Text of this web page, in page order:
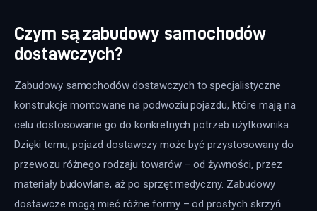
Czym są zabudowy samochodów
dostawczych?
Zabudowy samochodów dostawczych to specjalistyczne
konstrukcje montowane na podwoziu pojazdu, które mają na
celu dostosowanie go do konkretnych potrzeb użytkownika.
Dzięki temu, pojazd dostawczy może być przystosowany do
przewozu różnego rodzaju towarów – od żywności, przez
materiały budowlane, aż po sprzęt medyczny. Zabudowy
dostawcze mogą mieć różne formy – od prostych skrzyń